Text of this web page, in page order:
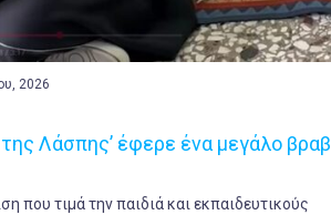
2026
Λάσπης’ έφερε ένα μεγάλο
που τιμά την παιδιά και εκπαιδευτικούς